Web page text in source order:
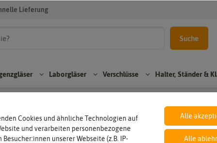
Lieferung
Suche
Halter, Ständer & Klammern
Beche
rgläse
Laborgläser Verschlüsse Halter, Ständer &
Cookies und ähnliche Technologien auf
und verarbeiten personenbezogene
Besucher:innen unserer Webseite (z.B. IP-
Alle
Alle